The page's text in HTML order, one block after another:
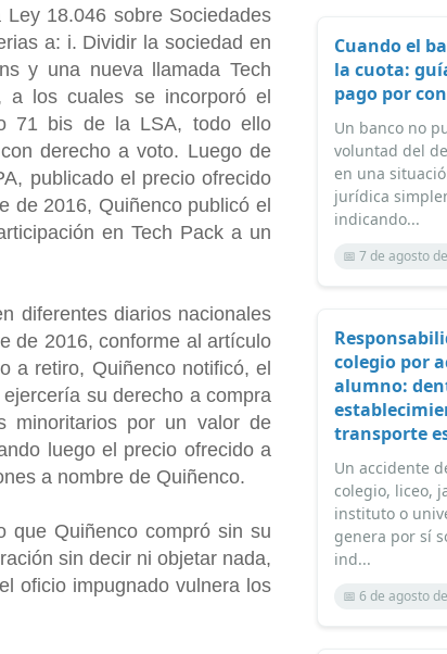
18.046 sobre Sociedades
a: i. Dividir la sociedad en
y una nueva llamada Tech
a los cuales se incorporó el
71 bis de la LSA, todo ello
derecho a voto. Luego de
publicado el precio ofrecido
de 2016, Quiñenco publicó el
en Tech Pack a un
diferentes diarios nacionales
de 2016, conforme al artículo
a retiro, Quiñenco notificó, el
su derecho a compra
minoritarios por un valor de
luego el precio ofrecido a
a nombre de Quiñenco.
que Quiñenco compró sin su
sin decir ni objetar nada,
oficio impugnado vulnera los
Cuando el
la cuota:
pago por
Un banco no
voluntad del
en una
jurídica
indicando...
📅 7 de agosto
colegio por
alumno:
transporte
Un accidente
colegio, liceo,
instituto o
genera por sí
ind...
📅 6 de agosto